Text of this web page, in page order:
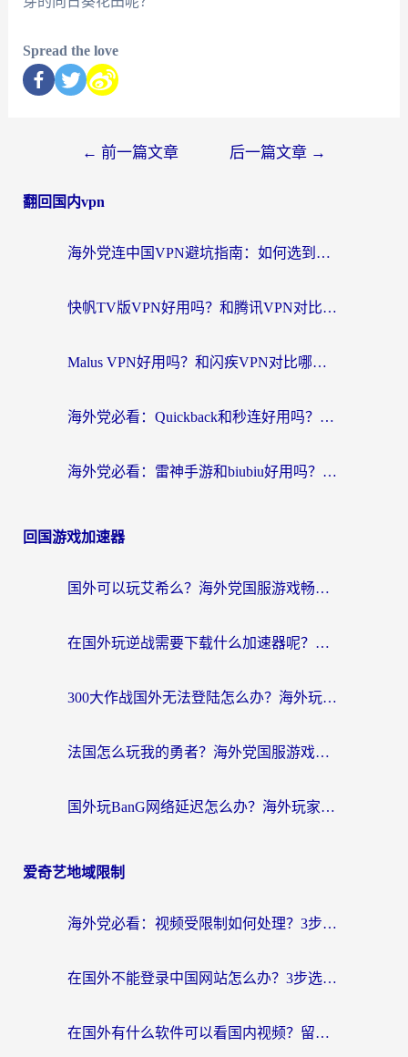
Spread the love
← 前一篇文章 后一篇文章 →
翻回国内vpn
海外党连中国VPN避坑指南：如何选到真正能无缝刷国内资源的加速器？
快帆TV版VPN好用吗？和腾讯VPN对比哪个回国效果更好？海外党必看的真实体验指南
Malus VPN好用吗？和闪疾VPN对比哪个回国效果更好？海外华人的实用避坑指南
海外党必看：Quickback和秒连好用吗？3步选对回国加速器，无缝刷国内资源
海外党必看：雷神手游和biubiu好用吗？3招选对回国加速器无缝刷国内资源
回国游戏加速器
国外可以玩艾希么？海外党国服游戏畅玩终极指南（附加速器选择秘籍）
在国外玩逆战需要下载什么加速器呢？海外党亲测有效的国服游戏加速指南
300大作战国外无法登陆怎么办？海外玩家亲测有效的解决指南
法国怎么玩我的勇者？海外党国服游戏不卡攻略，附3款热门游戏加速实测
国外玩BanG网络延迟怎么办？海外玩家亲测有效的国服游戏加速指南
爱奇艺地域限制
海外党必看：视频受限制如何处理？3步解决国内剧番“看不了”难题
在国外不能登录中国网站怎么办？3步选对回国加速器，无缝刷剧、办业务
在国外有什么软件可以看国内视频？留学生亲测的追剧救星来了